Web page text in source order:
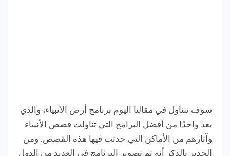
سوف نتناول في مقالنا اليوم برنامج أرض الأنبياء، والذي
يعد واحدًا من أفضل البرامج التي تناولت قصص الأنبياء
وآثارهم من الأماكن التي حدثت فيها هذه القصص. ومن
الجدير بالذكر أنه تم تصوير البرنامج في العديد من الدول